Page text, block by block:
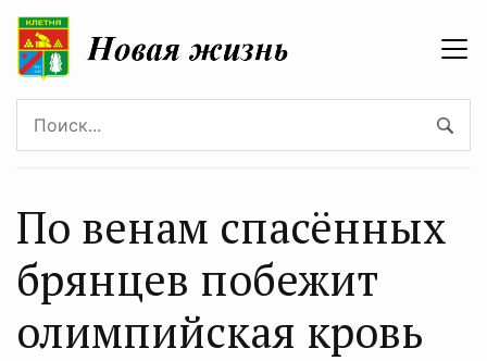
По венам спасённых
брянцев побежит
олимпийская кровь